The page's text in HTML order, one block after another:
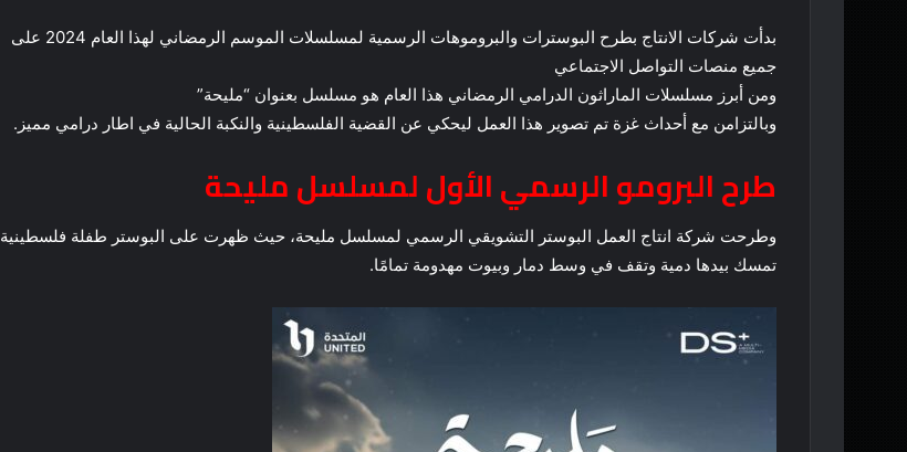
بدأت شركات الانتاج بطرح البوسترات والبروموهات الرسمية لمسلسلات الموسم الرمضاني لهذا العام 2024 على
جميع منصات التواصل الاجتماعي
ومن أبرز مسلسلات الماراثون الدرامي الرمضاني هذا العام هو مسلسل بعنوان “مليحة”
وبالتزامن مع أحداث غزة تم تصوير هذا العمل ليحكي عن القضية الفلسطينية والنكبة الحالية في اطار درامي مميز.
طرح البرومو الرسمي الأول لمسلسل مليحة
وطرحت شركة انتاج العمل البوستر التشويقي الرسمي لمسلسل مليحة، حيث ظهرت على البوستر طفلة فلسطينية
تمسك بيدها دمية وتقف في وسط دمار وبيوت مهدومة تمامًا.